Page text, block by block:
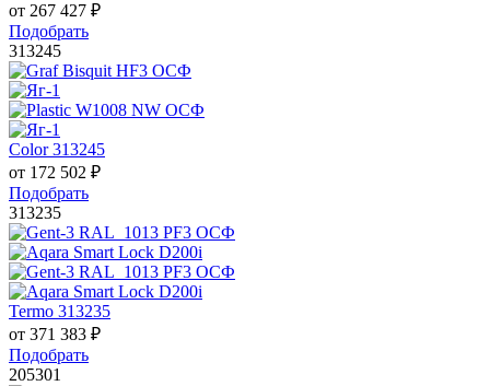
от 267 427 ₽
Подобрать
313245
Color 313245
от 172 502 ₽
Подобрать
313235
Termo 313235
от 371 383 ₽
Подобрать
205301